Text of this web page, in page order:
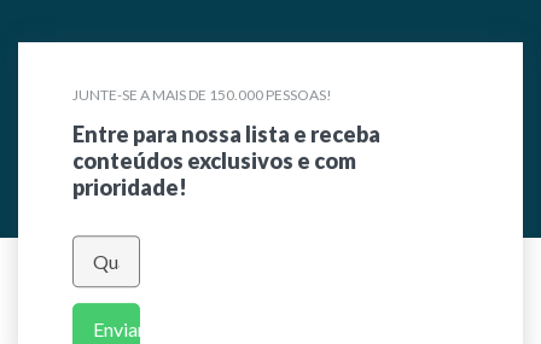
JUNTE-SE A MAIS DE 150.000 PESSOAS!
Entre para nossa lista e receba
conteúdos exclusivos e com
prioridade!
Enviar